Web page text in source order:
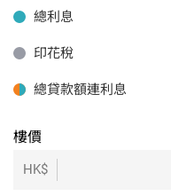
總利息
印花稅
總貸款額連利息
樓價
HK$